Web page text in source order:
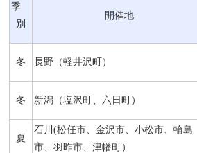
季
別
開催地
冬 長野（軽井沢町）
冬 新潟（塩沢町、六日町）
夏
石川(松任市、金沢市、小松市、輪島
市、羽昨市、津幡町）